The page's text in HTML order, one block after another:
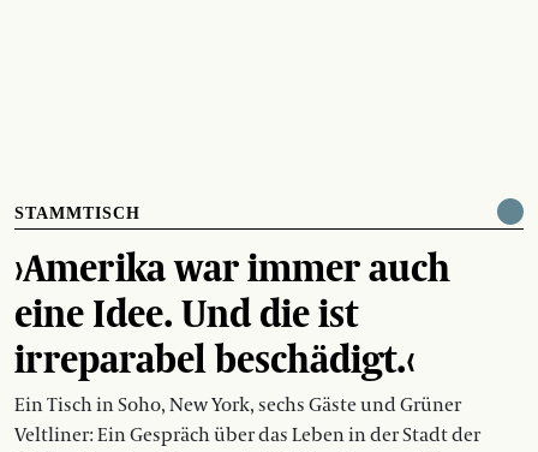
STAMMTISCH
›Amerika war immer auch
eine Idee. Und die ist
irreparabel beschädigt.‹
Ein Tisch in Soho, New York, sechs Gäste und Grüner
Veltliner: Ein Gespräch über das Leben in der Stadt der